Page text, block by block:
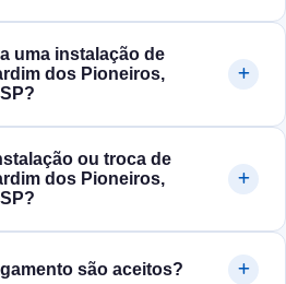
uma instalação de
dos Pioneiros,
ou troca de
dos Pioneiros,
são aceitos?